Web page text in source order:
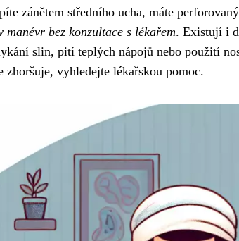
zánětem středního ucha, máte
manévr bez konzultace s lékařem. Existují i
slin, pití teplých nápojů nebo použití
zhoršuje, vyhledejte lékařskou pomoc.